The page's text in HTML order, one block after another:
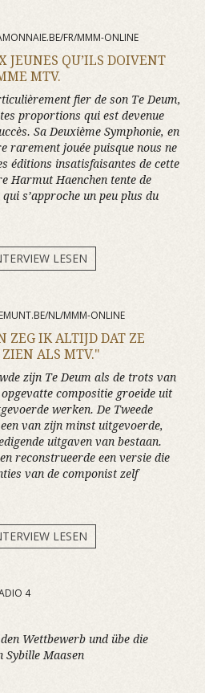
FR/MMM-ONLINE
JEUNES QU’ILS DOIVENT
MTV.
fier de son Te Deum,
proportions qui est devenue
Sa Deuxième Symphonie, en
rarement jouée puisque nous ne
éditions insatisfaisantes de cette
Harmut Haenchen tente de
s’approche un peu plus du
LESEN
NL/MMM-ONLINE
ZEG IK ALTIJD DAT ZE
ALS MTV."
zijn Te Deum als de trots van
compositie groeide uit
werken. De Tweede
van zijn minst uitgevoerde,
uitgaven van bestaan.
reconstrueerde een versie die
van de componist zelf
LESEN
4
Wettbewerb und übe die
Maasen